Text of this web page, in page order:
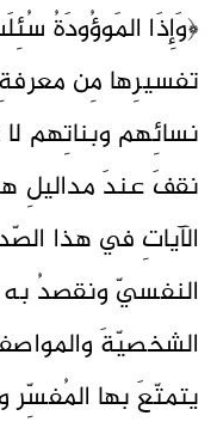
﴿وَإِذَا المَوؤُودَةُ
تفسيرِها مِن
نسائِهم وبناتِهم
نقفَ عندَ مداليلِ
الآياتِ في هذا
النفسيّ ونقصدُ به
الشخصيّةَ
يتمتّعَ بها المُفسِّر